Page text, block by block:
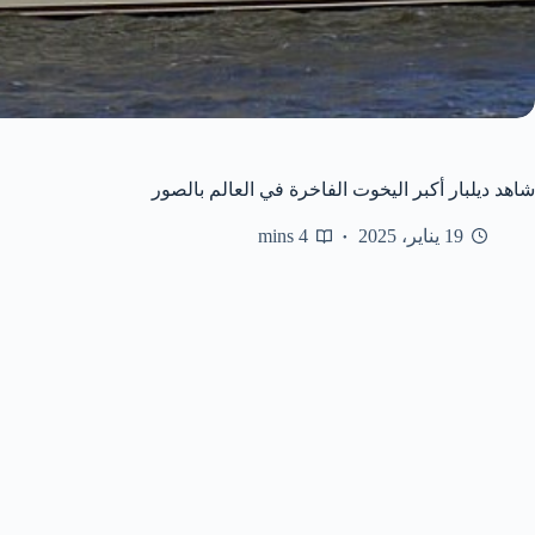
شاهد ديلبار أكبر اليخوت الفاخرة في العالم بالصور
19 يناير، 2025 4 mins